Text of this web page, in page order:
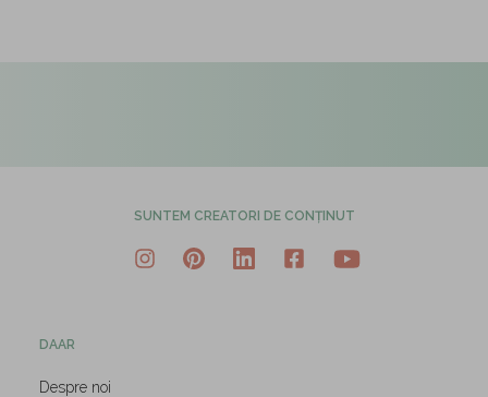
SUNTEM CREATORI DE CONȚINUT
DAAR
Despre noi